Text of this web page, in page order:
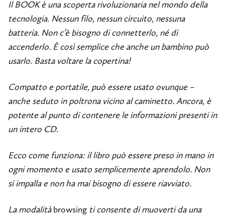
Il BOOK è una scoperta rivoluzionaria nel mondo della
tecnologia. Nessun filo, nessun circuito, nessuna
batteria. Non c’è bisogno di connetterlo, né di
accenderlo. È così semplice che anche un bambino può
usarlo. Basta voltare la copertina!
Compatto e portatile, può essere usato ovunque –
anche seduto in poltrona vicino al caminetto. Ancora, è
potente al punto di contenere le informazioni presenti in
un intero CD.
Ecco come funziona: il libro può essere preso in mano in
ogni momento e usato semplicemente aprendolo. Non
si impalla e non ha mai bisogno di essere riavviato.
La modalitàbrowsing ti consente di muoverti da una